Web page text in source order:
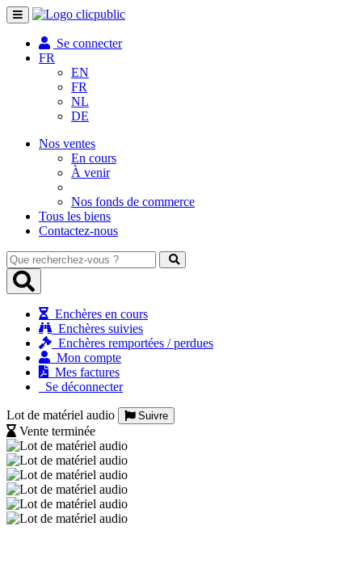
Toggle
navigation
Se connecter
FR
EN
FR
NL
DE
Nos ventes
En cours
À venir
Nos fonds de commerce
Tous les biens
Contactez-nous
Que
recherchez-
vous
Enchères en cours
Enchères suivies
Enchères remportées / perdues
Mon compte
Mes factures
Se déconnecter
Lot de matériel audio Suivre
Vente terminée